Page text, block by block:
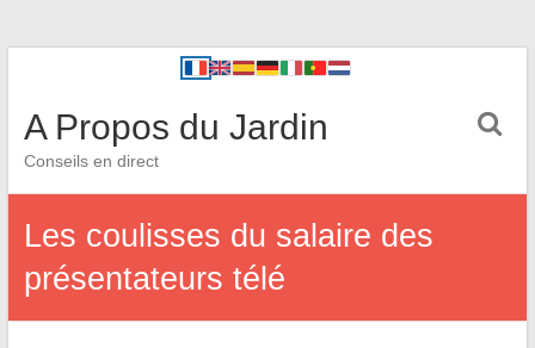
A Propos du Jardin
Conseils en direct
Les coulisses du salaire des
présentateurs télé